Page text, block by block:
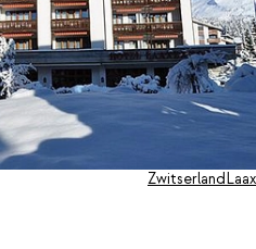
ZwitserlandLaax